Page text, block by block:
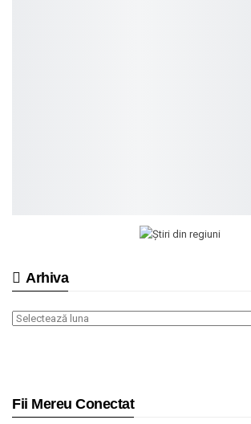
Arhiva
Arhiva
Fii Mereu Conectat